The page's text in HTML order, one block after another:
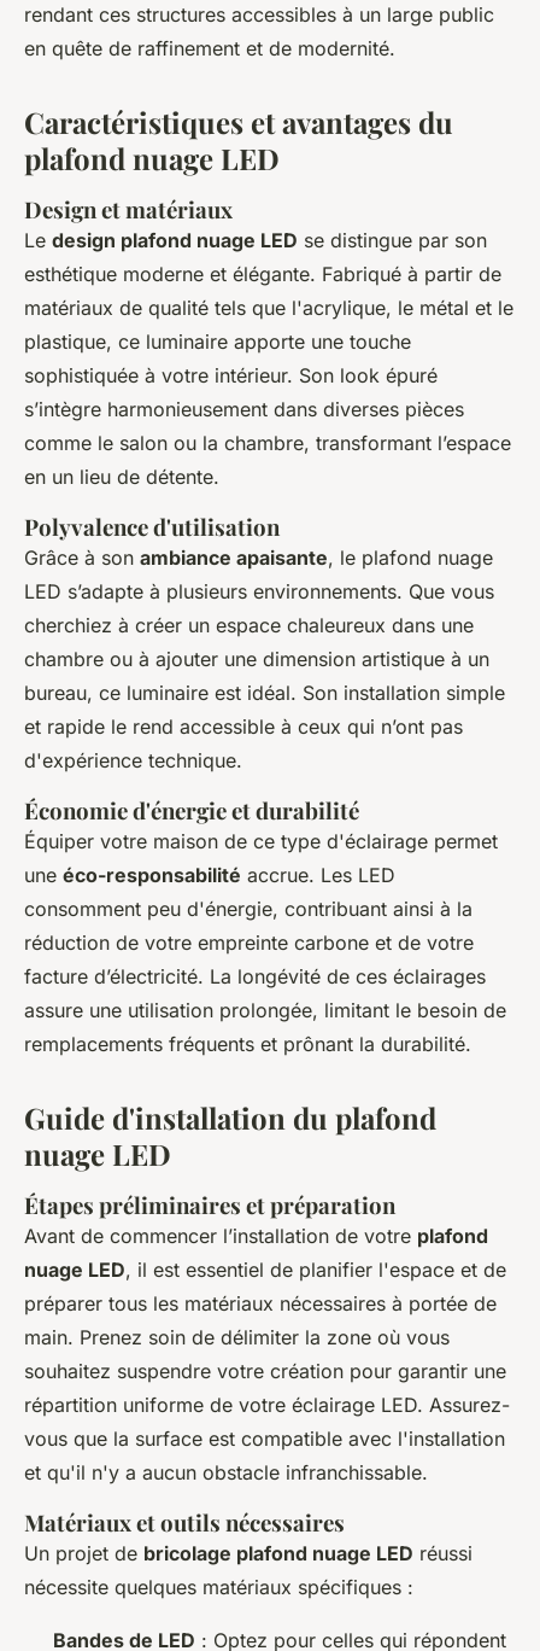
rendant ces structures accessibles à un large public
en quête de raffinement et de modernité.
Caractéristiques et avantages du
plafond nuage LED
Design et matériaux
Le design plafond nuage LED se distingue par son
esthétique moderne et élégante. Fabriqué à partir de
matériaux de qualité tels que l'acrylique, le métal et le
plastique, ce luminaire apporte une touche
sophistiquée à votre intérieur. Son look épuré
s’intègre harmonieusement dans diverses pièces
comme le salon ou la chambre, transformant l’espace
en un lieu de détente.
Polyvalence d'utilisation
Grâce à son ambiance apaisante, le plafond nuage
LED s’adapte à plusieurs environnements. Que vous
cherchiez à créer un espace chaleureux dans une
chambre ou à ajouter une dimension artistique à un
bureau, ce luminaire est idéal. Son installation simple
et rapide le rend accessible à ceux qui n’ont pas
d'expérience technique.
Économie d'énergie et durabilité
Équiper votre maison de ce type d'éclairage permet
une éco-responsabilité accrue. Les LED
consomment peu d'énergie, contribuant ainsi à la
réduction de votre empreinte carbone et de votre
facture d’électricité. La longévité de ces éclairages
assure une utilisation prolongée, limitant le besoin de
remplacements fréquents et prônant la durabilité.
Guide d'installation du plafond
nuage LED
Étapes préliminaires et préparation
Avant de commencer l’installation de votre plafond
nuage LED, il est essentiel de planifier l'espace et de
préparer tous les matériaux nécessaires à portée de
main. Prenez soin de délimiter la zone où vous
souhaitez suspendre votre création pour garantir une
répartition uniforme de votre éclairage LED. Assurez-
vous que la surface est compatible avec l'installation
et qu'il n'y a aucun obstacle infranchissable.
Matériaux et outils nécessaires
Un projet de bricolage plafond nuage LED réussi
nécessite quelques matériaux spécifiques :
Bandes de LED : Optez pour celles qui répondent